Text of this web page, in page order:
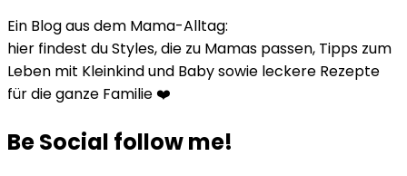
Ein Blog aus dem Mama-Alltag:
hier findest du Styles, die zu Mamas passen, Tipps zum
Leben mit Kleinkind und Baby sowie leckere Rezepte
für die ganze Familie ❤️
Be Social follow me!